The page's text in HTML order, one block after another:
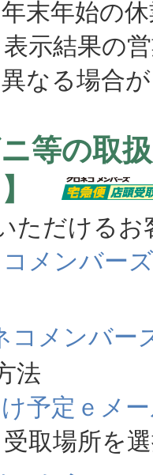
末年始の
示結果の
る場合が
ニ等の取
】
ただけるお
メンバーズ
コメンバー
法
け予定ｅメ
取場所を